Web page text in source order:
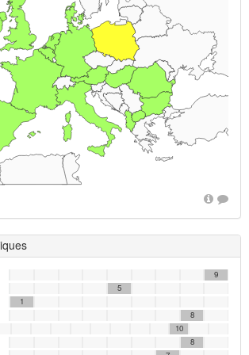
9
5
1
8
10
8